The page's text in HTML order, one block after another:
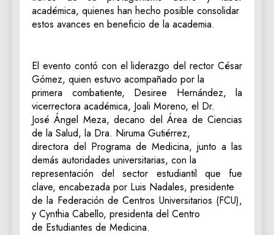
académica, quienes han hecho posible consolidar
estos avances en beneficio de la academia.
​El evento contó con el liderazgo del rector César
Gómez, quien estuvo acompañado por la
primera combatiente, Desiree Hernández, la
vicerrectora académica, Joali Moreno, el Dr.
José Ángel Meza, decano del Área de Ciencias
de la Salud, la Dra. Niruma Gutiérrez,
directora del Programa de Medicina, junto a las
demás autoridades universitarias, con la
representación del sector estudiantil que fue
clave, encabezada por Luis Nadales, presidente
de la Federación de Centros Universitarios (FCU),
y Cynthia Cabello, presidenta del Centro
de Estudiantes de Medicina.